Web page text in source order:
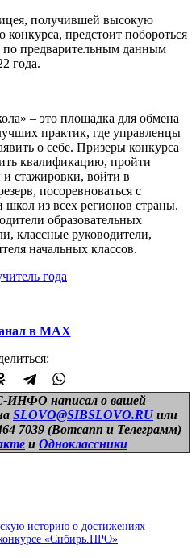
получившей высокую
предстоит побороться
по предварительным данным
года.
– это площадка для обмена
практик, где управленцы
о себе. Призеры конкурса
квалификацию, пройти
стажировки, войти в
посоревноваться с
из всех регионов страны.
образовательных
классные руководители,
начальных классов.
года
в МАХ
ИНФО написал о вашей
SLOVO@SIBSLOVO.RU или
7039 (Вотсапп и Телеграмм)
и Одноклассники
историю о достижениях
«Сибирь.ПРО»